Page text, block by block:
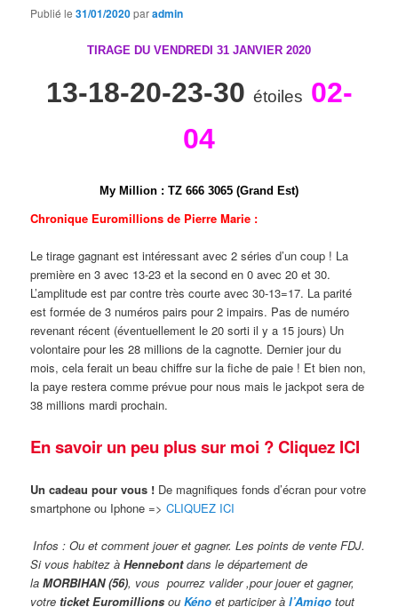
Publié le31/01/2020paradmin
TIRAGE DU VENDREDI 31 JANVIER 2020
13-18-20-23-30 étoiles 02-
04
My Million : TZ 666 3065 (Grand Est)
Chronique Euromillions de Pierre Marie :
Le tirage gagnant est intéressant avec 2 séries d’un coup ! La
première en 3 avec 13-23 et la second en 0 avec 20 et 30.
L’amplitude est par contre très courte avec 30-13=17. La parité
est formée de 3 numéros pairs pour 2 impairs. Pas de numéro
revenant récent (éventuellement le 20 sorti il y a 15 jours) Un
volontaire pour les 28 millions de la cagnotte. Dernier jour du
mois, cela ferait un beau chiffre sur la fiche de paie ! Et bien non,
la paye restera comme prévue pour nous mais le jackpot sera de
38 millions mardi prochain.
En savoir un peu plus sur moi ? Cliquez ICI
Un cadeau pour vous ! De magnifiques fonds d’écran pour votre
smartphone ou Iphone =>CLIQUEZ ICI
Infos : Ou et comment jouer et gagner. Les points de vente FDJ.
Si vous habitez àHennebontdans le département de
laMORBIHAN (56), vous pourrez valider ,pour jouer et gagner,
votre ticket Euromillions ouKéno et participer àl’Amigo tout